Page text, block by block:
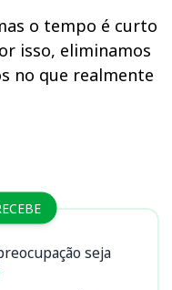
o tempo é curto
isso, eliminamos
no que realmente
seja